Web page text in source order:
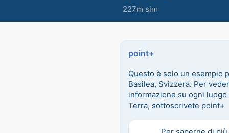
227m slm
point+
Questo è solo un esempio
Basilea, Svizzera. Per
informazione su ogni luogo
Terra, sottoscrivete point+